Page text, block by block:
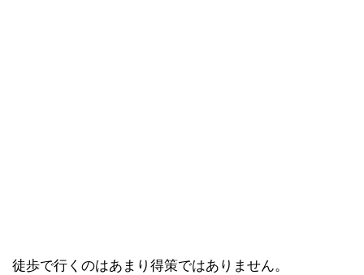
徒歩で行くのはあまり得策ではありません。